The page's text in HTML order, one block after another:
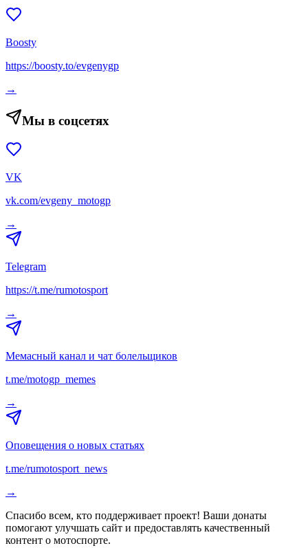
Boosty
https://boosty.to/evgenygp
→
Мы в соцсетях
VK
vk.com/evgeny_motogp
→
Telegram
https://t.me/rumotosport
→
Мемасный канал и чат болельщиков
t.me/motogp_memes
→
Оповещения о новых статьях
t.me/rumotosport_news
→
Спасибо всем, кто поддерживает проект! Ваши донаты
помогают улучшать сайт и предоставлять качественный
контент о мотоспорте.